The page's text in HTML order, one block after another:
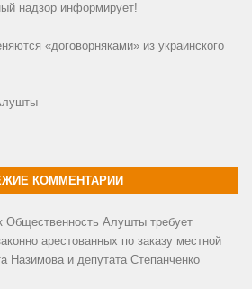
надзор информирует!
«договорняками» из украинского
КОММЕНТАРИИ
Общественность Алушты требует
арестованных по заказу местной
Назимова и депутата Степанченко